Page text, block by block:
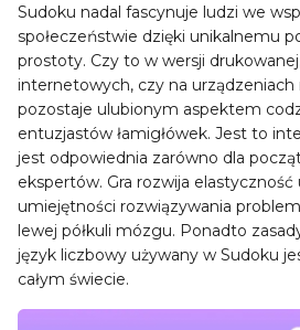
Sudoku nadal fascynuje ludzi we
społeczeństwie dzięki unikalnemu
prostoty. Czy to w wersji
internetowych, czy na urządzeniach
pozostaje ulubionym aspektem
entuzjastów łamigłówek. Jest to
jest odpowiednia zarówno dla
ekspertów. Gra rozwija elastyczność
umiejętności rozwiązywania
lewej półkuli mózgu. Ponadto
język liczbowy używany w Sudoku
całym świecie.